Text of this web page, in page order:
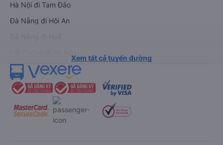
Hà Nội đi Tam Đảo
Đà Nẵng đi Hội An
Xem tất cả tuyến đường